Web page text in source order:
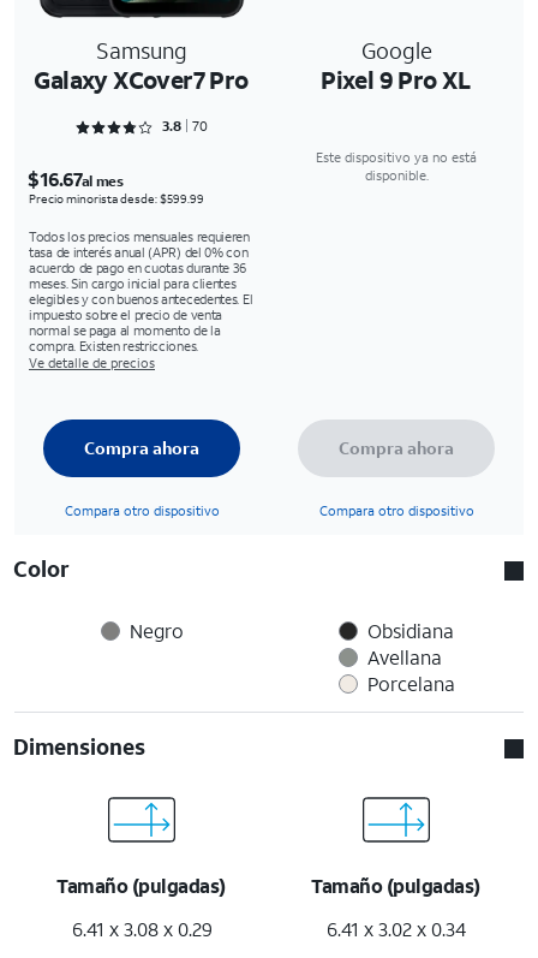
Samsung
Galaxy XCover7 Pro
Google
Pixel 9 Pro XL
Rated 3.8429 out of 5
3.8 70
$16.67al mes
Precio minorista desde: $599.99
Todos los precios mensuales requieren
tasa de interés anual (APR) del 0% con
acuerdo de pago en cuotas durante 36
meses. Sin cargo inicial para clientes
elegibles y con buenos antecedentes. El
impuesto sobre el precio de venta
normal se paga al momento de la
compra. Existen restricciones.
Ve detalle de precios
Este dispositivo ya no está
disponible.
Compra ahora
Compara otro dispositivo
Compra ahora
Compara otro dispositivo
Color
Negro
Obsidiana
Avellana
Porcelana
Dimensiones
Tamaño (pulgadas)
6.41 x 3.08 x 0.29
Tamaño (pulgadas)
6.41 x 3.02 x 0.34